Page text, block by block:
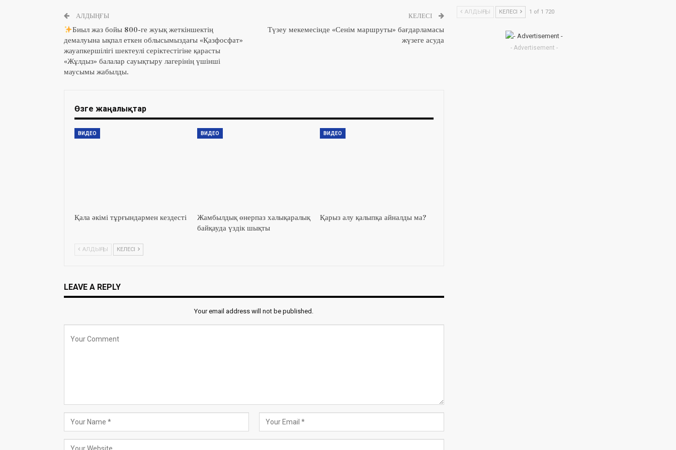
АЛДЫҢҒЫ
Биыл жаз бойы 800-ге жуық жеткіншектің
демалуына ықпал еткен облысымыздағы «Қазфосфат»
жауапкершілігі шектеулі серіктестігіне қарасты
«Жұлдыз» балалар сауықтыру лагерінің үшінші
маусымы жабылды.
КЕЛЕСІ
Түзеу мекемесінде «Сенім маршруты» бағдарламасы
жүзеге асуда
Өзге жаңалықтар
ВИДЕО
Қала әкімі тұрғындармен кездесті
ВИДЕО
Жамбылдық өнерпаз халықаралық
байқауда үздік шықты
ВИДЕО
Қарыз алу қалыпқа айналды ма?
АЛДЫҢҒЫ КЕЛЕСІ
LEAVE A REPLY
Your email address will not be published.
АЛДЫҢҒЫ КЕЛЕСІ 1 of 1 720
- Advertisement -